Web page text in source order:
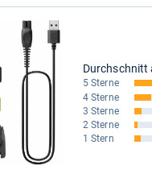
Durchschnitt
5 Sterne
4 Sterne
3 Sterne
2 Sterne
1 Stern